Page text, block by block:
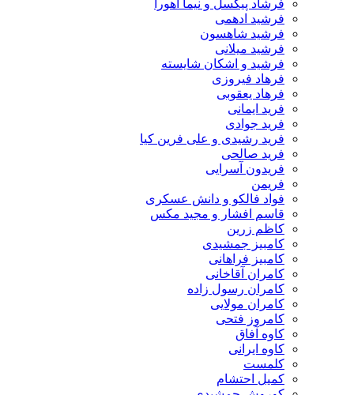
فرشاد پیکسل و نیما اهورا
فرشید ادهمی
فرشید شاهسون
فرشید میلانی
فرشید و اشکان شایسته
فرهاد فیروزی
فرهاد یعقوبی
فرید ایمانی
فرید جوادی
فرید رشیدی و علی فرین کیا
فرید صالحی
فریدون آسرایی
فریمن
فواد فالکو و دانش عسکری
قاسم افشار و مجید مکس
کاظم زرین
کامبیز جمشیدی
کامبیز فراهانی
کامران آقاخانی
کامران رسول زاده
کامران مولایی
کامروز فتحی
کاوه آفاق
کاوه ایرانی
کلمست
کمیل احتشام